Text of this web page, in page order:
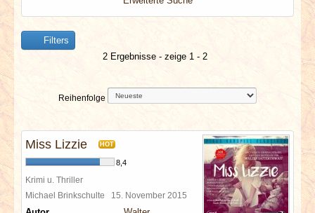
NEWS & DATES
BERICHTE
VERLOSUNGEN
SPECIALS
REDAKTION
Filters
2 Ergebnisse - zeige 1 - 2
Reihenfolge
Miss Lizzie HOT
8,4
Krimi u. Thriller
Michael Brinkschulte 15. November 2015